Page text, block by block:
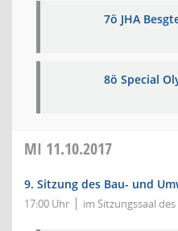
7ö JHA
8ö Special
MI 11.10.2017
9. Sitzung des Bau- und
17:00 Uhr im Sitzungssaal